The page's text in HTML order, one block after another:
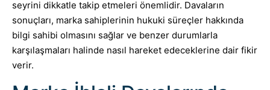
seyrini dikkatle takip etmeleri önemlidir. Davaların
sonuçları, marka sahiplerinin hukuki süreçler hakkında
bilgi sahibi olmasını sağlar ve benzer durumlarla
karşılaşmaları halinde nasıl hareket edeceklerine dair fikir
verir.